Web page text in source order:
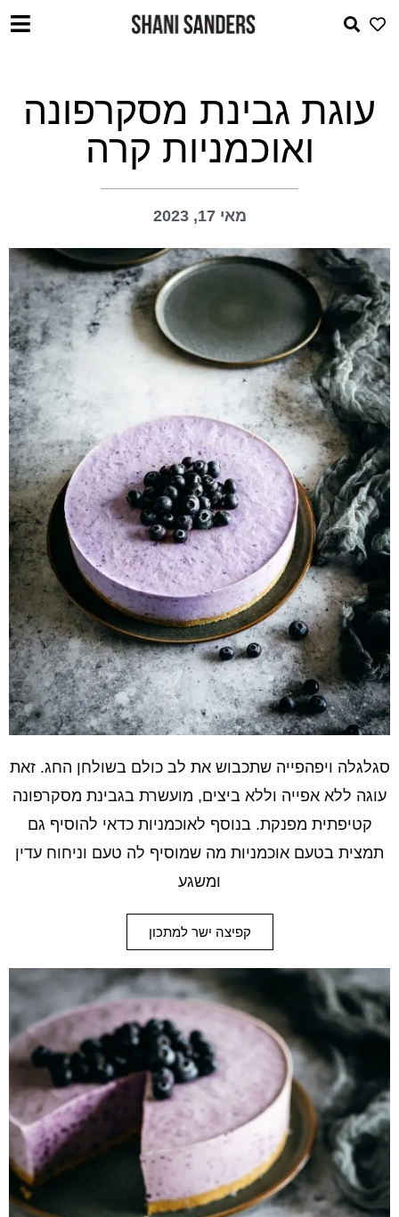
עוגת גבינת מסקרפונה
ואוכמניות קרה
מאי 17, 2023
סגלגלה ויפהפייה שתכבוש את לב כולם בשולחן החג. זאת
עוגה ללא אפייה וללא ביצים, מועשרת בגבינת מסקרפונה
קטיפתית מפנקת. בנוסף לאוכמניות כדאי להוסיף גם
תמצית בטעם אוכמניות מה שמוסיף לה טעם וניחוח עדין
ומשגע
קפיצה ישר למתכון